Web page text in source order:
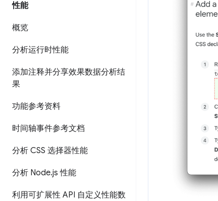
性能
概览
分析运行时性能
添加注释并分享效果数据分析结
果
功能参考资料
时间轴事件参考文档
分析 CSS 选择器性能
分析 Node.js 性能
利用可扩展性 API 自定义性能数